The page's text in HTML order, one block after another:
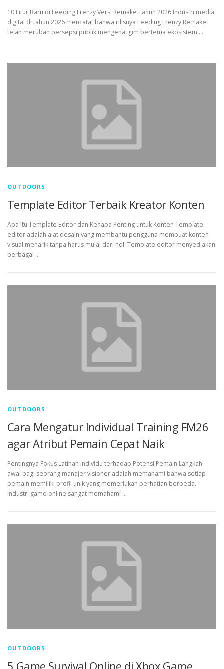
10 Fitur Baru di Feeding Frenzy Versi Remake Tahun 2026 Industri media
digital di tahun 2026 mencatat bahwa rilisnya Feeding Frenzy Remake
telah merubah persepsi publik mengenai gim bertema ekosistem …
OUTDOORS
Template Editor Terbaik Kreator Konten
Apa Itu Template Editor dan Kenapa Penting untuk Konten Template
editor adalah alat desain yang membantu pengguna membuat konten
visual menarik tanpa harus mulai dari nol. Template editor menyediakan
berbagai …
OUTDOORS
Cara Mengatur Individual Training FM26
agar Atribut Pemain Cepat Naik
Pentingnya Fokus Latihan Individu terhadap Potensi Pemain Langkah
awal bagi seorang manajer visioner adalah memahami bahwa setiap
pemain memiliki profil unik yang memerlukan perhatian berbeda.
Industri game online sangat memahami …
OUTDOORS
5 Game Survival Online di Xbox Game